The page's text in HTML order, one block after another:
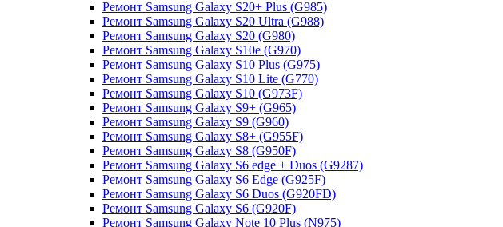
Ремонт Samsung Galaxy S20+ Plus (G985)
Ремонт Samsung Galaxy S20 Ultra (G988)
Ремонт Samsung Galaxy S20 (G980)
Ремонт Samsung Galaxy S10e (G970)
Ремонт Samsung Galaxy S10 Plus (G975)
Ремонт Samsung Galaxy S10 Lite (G770)
Ремонт Samsung Galaxy S10 (G973F)
Ремонт Samsung Galaxy S9+ (G965)
Ремонт Samsung Galaxy S9 (G960)
Ремонт Samsung Galaxy S8+ (G955F)
Ремонт Samsung Galaxy S8 (G950F)
Ремонт Samsung Galaxy S6 edge + Duos (G9287)
Ремонт Samsung Galaxy S6 Edge (G925F)
Ремонт Samsung Galaxy S6 Duos (G920FD)
Ремонт Samsung Galaxy S6 (G920F)
Ремонт Samsung Galaxy Note 10 Plus (N975)